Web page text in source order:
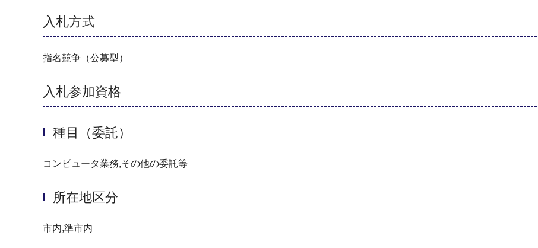
入札方式
指名競争（公募型）
入札参加資格
種目（委託）
コンピュータ業務,その他の委託等
所在地区分
市内,準市内